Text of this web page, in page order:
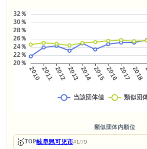
類似団体内順位
🥇TOP岐阜県可児市#1/79